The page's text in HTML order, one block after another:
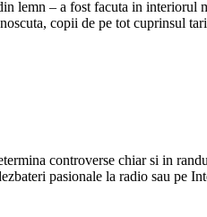
lemn – a fost facuta in
copii de pe tot cuprinsul
controverse chiar si in
pasionale la radio sau pe